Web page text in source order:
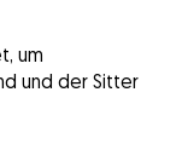
um
und der Sitter